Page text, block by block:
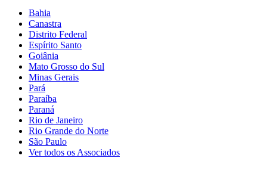
Bahia
Canastra
Distrito Federal
Espírito Santo
Goiânia
Mato Grosso do Sul
Minas Gerais
Pará
Paraíba
Paraná
Rio de Janeiro
Rio Grande do Norte
São Paulo
Ver todos os Associados